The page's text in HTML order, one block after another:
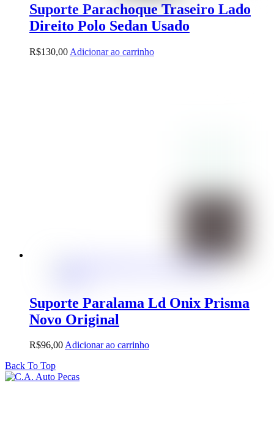
Suporte Parachoque Traseiro Lado
Direito Polo Sedan Usado
R$130,00 Adicionar ao carrinho
Suporte Paralama Ld Onix Prisma
Novo Original
R$96,00Adicionar ao carrinho
Back To Top